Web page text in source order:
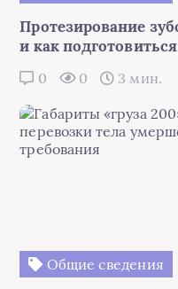
Протезирование
и как
0 0 3 мин.
Общие сведения